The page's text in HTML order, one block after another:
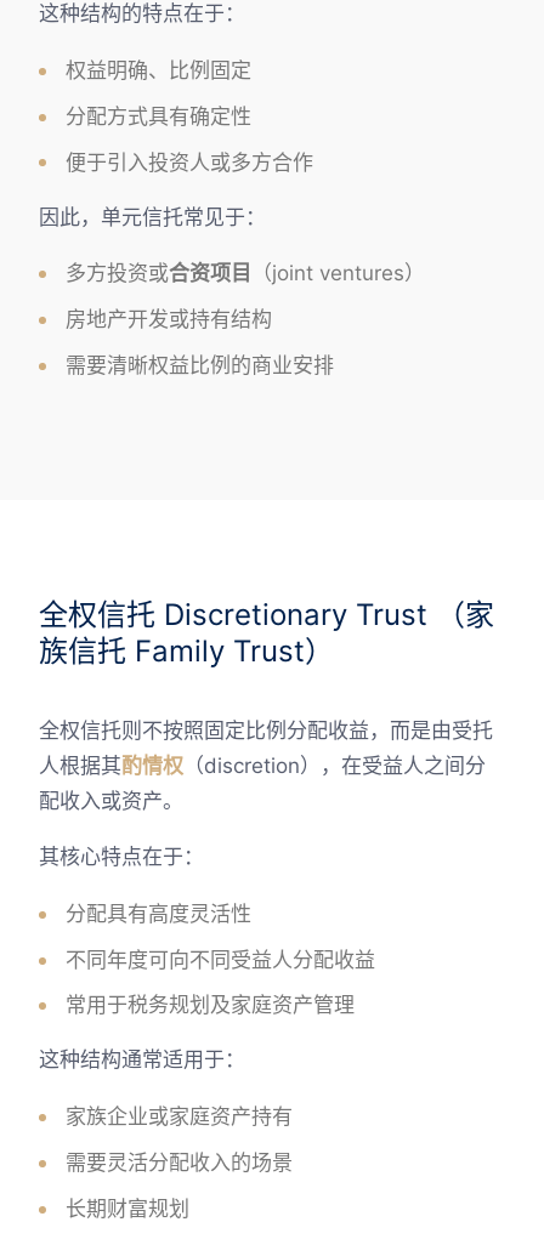
这种结构的特点在于：
权益明确、比例固定
分配方式具有确定性
便于引入投资人或多方合作
因此，单元信托常见于：
多方投资或合资项目
（joint ventures）
房地产开发或持有结构
需要清晰权益比例的商业安排
全权信托 Discretionary Trust （家
族信托 Family Trust）
全权信托则不按照固定比例分配收益，而是由受托
人根据其酌情权 （discretion），在受益人之间分
配收入或资产。
其核心特点在于：
分配具有高度灵活性
不同年度可向不同受益人分配收益
常用于税务规划及家庭资产管理
这种结构通常适用于：
家族企业或家庭资产持有
需要灵活分配收入的场景
长期财富规划